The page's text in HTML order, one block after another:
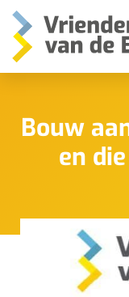
Bouw
en